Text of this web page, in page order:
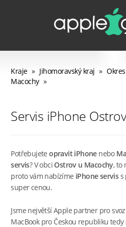
Kraje » Jihomoravský kraj »
Macochy »
Servis iPhone
Potřebujeteopravit iPhonenebo
servis? V obciOstrov u Macochy, to
proto vám nabízíme iPhone serviss
super cenou.
Jsme největší Apple partner pro
MacBook pro Českou republiku